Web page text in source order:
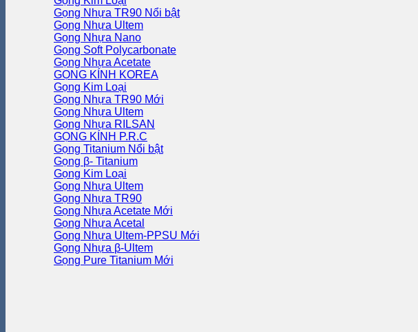
Gọng Nhựa TR90
Gọng Nhựa Ultem
Gọng Nhựa Nano
Gọng Soft Polycarbonate
Gọng Nhựa Acetate
GỌNG KÍNH KOREA
Gọng Kim Loại
Gọng Nhựa TR90
Gọng Nhựa Ultem
Gọng Nhựa RILSAN
GỌNG KÍNH P.R.C
Gọng Titanium
Gọng β- Titanium
Gọng Kim Loại
Gọng Nhựa Ultem
Gọng Nhựa TR90
Gọng Nhựa Acetate
Gọng Nhựa Acetal
Gọng Nhựa Ultem-PPSU
Gọng Nhựa β-Ultem
Gọng Pure Titanium